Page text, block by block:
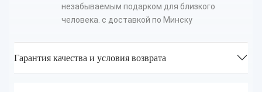
незабываемым подарком для близкого
человека. с доставкой по Минску
Гарантия качества и условия возврата